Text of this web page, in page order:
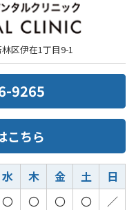
区伊在1丁目9-1
9265
こちら
水 木 金 土
日
〇 〇 〇 〇
／